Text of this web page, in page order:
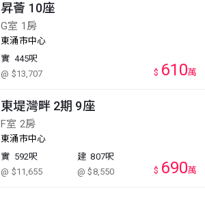
昇薈 10座
G室 1房
東涌市中心
實 445呎
@ $13,707
$ 610萬
東堤灣畔 2期 9座
F室 2房
東涌市中心
實 592呎
@ $11,655
建 807呎
@ $8,550
$ 690萬